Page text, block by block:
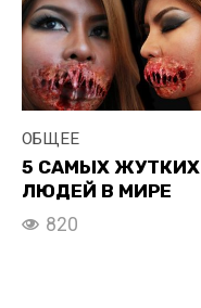
ОБЩЕЕ
5 САМЫХ ЖУТКИХ
ЛЮДЕЙ В МИРЕ
820